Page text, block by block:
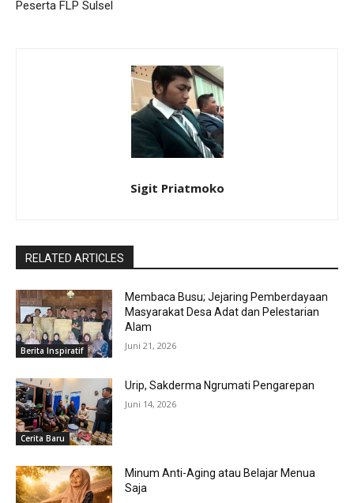
Peserta FLP Sulsel
Sigit Priatmoko
RELATED ARTICLES
Berita Inspiratif
Membaca Busu; Jejaring Pemberdayaan
Masyarakat Desa Adat dan Pelestarian
Alam
Juni 21, 2026
Cerita Baru
Urip, Sakderma Ngrumati Pengarepan
Juni 14, 2026
Minum Anti-Aging atau Belajar Menua
Saja